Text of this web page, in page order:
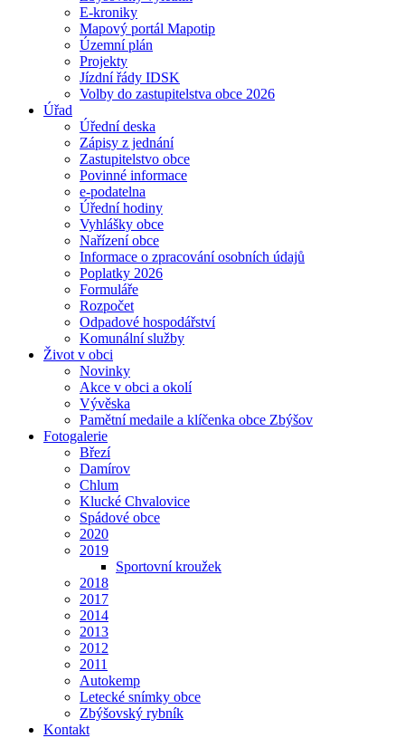
E-kroniky
Mapový portál Mapotip
Územní plán
Projekty
Jízdní řády IDSK
Volby do zastupitelstva obce 2026
Úřad
Úřední deska
Zápisy z jednání
Zastupitelstvo obce
Povinné informace
e-podatelna
Úřední hodiny
Vyhlášky obce
Nařízení obce
Informace o zpracování osobních údajů
Poplatky 2026
Formuláře
Rozpočet
Odpadové hospodářství
Komunální služby
Život v obci
Novinky
Akce v obci a okolí
Vývěska
Pamětní medaile a klíčenka obce Zbýšov
Fotogalerie
Březí
Damírov
Chlum
Klucké Chvalovice
Spádové obce
2020
2019
Sportovní kroužek
2018
2017
2014
2013
2012
2011
Autokemp
Letecké snímky obce
Zbýšovský rybník
Kontakt